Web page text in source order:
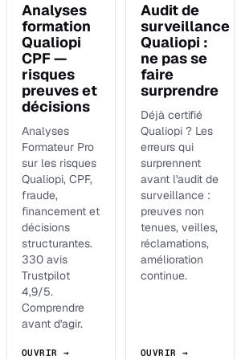
Analyses
formation
Qualiopi
CPF —
risques
preuves et
décisions
Analyses
Formateur Pro
sur les risques
Qualiopi, CPF,
fraude,
financement et
décisions
structurantes.
330 avis
Trustpilot
4,9/5.
Comprendre
avant d'agir.
OUVRIR →
Audit de
surveillance
Qualiopi :
ne pas se
faire
surprendre
Déjà certifié
Qualiopi ? Les
erreurs qui
surprennent
avant l'audit de
surveillance :
preuves non
tenues, veilles,
réclamations,
amélioration
continue.
OUVRIR →